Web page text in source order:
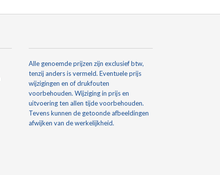
Alle genoemde prijzen zijn exclusief btw,
tenzij anders is vermeld. Eventuele prijs
wijzigingen en of drukfouten
voorbehouden. Wijziging in prijs en
uitvoering ten allen tijde voorbehouden.
Tevens kunnen de getoonde afbeeldingen
afwijken van de werkelijkheid.